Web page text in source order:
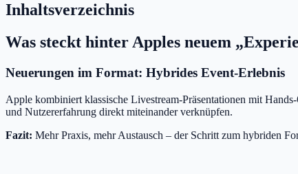
Inhaltsverzeichnis
Was steckt hinter Apples neuem
Neuerungen im Format: Hybrides Event-Erlebnis
Apple kombiniert klassische Livestream-Präsentationen mit
und Nutzererfahrung direkt miteinander verknüpfen.
Fazit: Mehr Praxis, mehr Austausch – der Schritt zum hybriden